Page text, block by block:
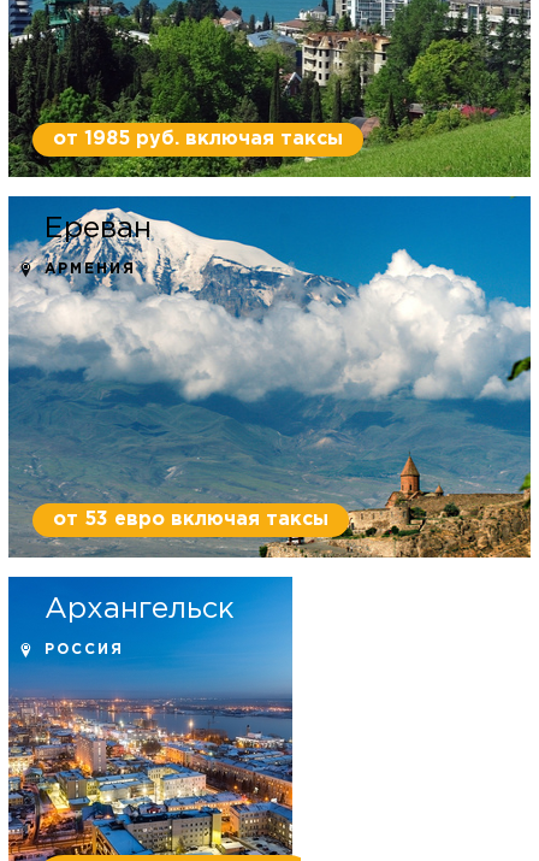
от 1985 руб. включая таксы
Ереван
АРМЕНИЯ
от 53 евро включая таксы
Архангельск
РОССИЯ